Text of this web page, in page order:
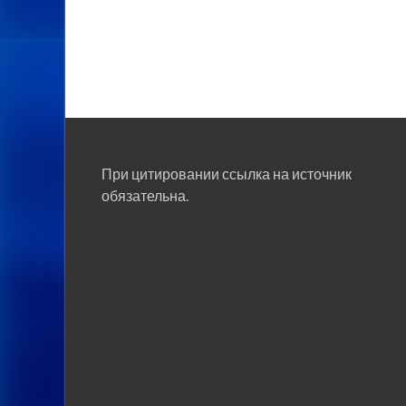
При цитировании ссылка на источник
обязательна.